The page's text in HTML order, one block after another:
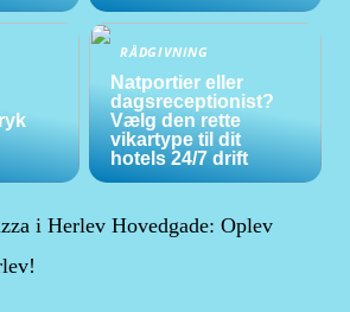
RÅDGIVNING
Natportier eller
dagsreceptionist?
Vælg den rette
vikartype til dit
hotels 24/7 drift
i Herlev Hovedgade: Oplev